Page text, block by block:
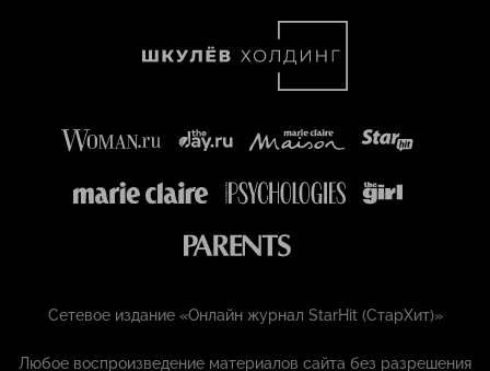
Сетевое издание «Онлайн журнал StarHit (СтарХит)»
Любое воспроизведение материалов сайта без разрешения